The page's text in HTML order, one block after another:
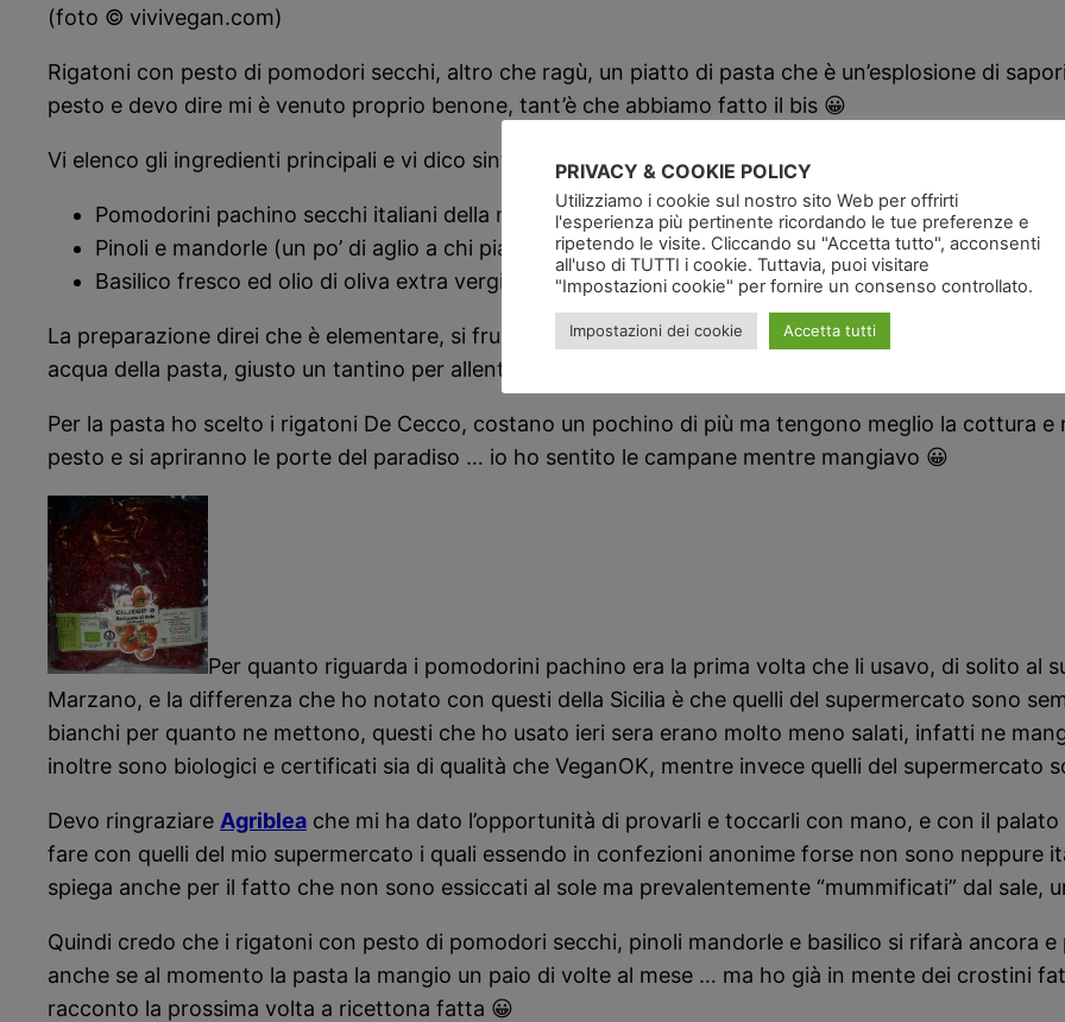
(foto © vivivegan.com)
Rigatoni con pesto di pomodori secchi, altro che ragù, un piatto di pasta che è un’esplosione di
pesto e devo dire mi è venuto proprio benone, tant’è che abbiamo fatto il bis 😀
Vi elenco gli ingredienti principali e vi dico sinteticamente la preparazione:
Pomodorini pachino secchi italiani della nostra Sicilia
Pinoli e mandorle (un po’ di aglio a chi piace)
Basilico fresco ed olio di oliva extra vergine
La preparazione direi che è elementare, si frulla tutto quanto basta e si aggiunge l’olio di oliva per
acqua della pasta, giusto un tantino per allentare il pesto.
Per la pasta ho scelto i rigatoni De Cecco, costano un pochino di più ma tengono meglio la cottura
pesto e si apriranno le porte del paradiso … io ho sentito le campane mentre mangiavo 😀
Per quanto riguarda i pomodorini pachino era la prima volta che li usavo, di solito al
Marzano, e la differenza che ho notato con questi della Sicilia è che quelli del supermercato sono
bianchi per quanto ne mettono, questi che ho usato ieri sera erano molto meno salati, infatti ne
inoltre sono biologici e certificati sia di qualità che VeganOK, mentre invece quelli del supermercato
Devo ringraziare Agriblea che mi ha dato l’opportunità di provarli e toccarli con mano, e con il
fare con quelli del mio supermercato i quali essendo in confezioni anonime forse non sono neppure
spiega anche per il fatto che non sono essiccati al sole ma prevalentemente “mummificati” dal sale,
Quindi credo che i rigatoni con pesto di pomodori secchi, pinoli mandorle e basilico si rifarà ancora
anche se al momento la pasta la mangio un paio di volte al mese … ma ho già in mente dei crostini
racconto la prossima volta a ricettona fatta 😀
PRIVACY & COOKIE POLICY
Utilizziamo i cookie sul nostro sito Web per offrirti
l'esperienza più pertinente ricordando le tue preferenze e
ripetendo le visite. Cliccando su "Accetta tutto", acconsenti
all'uso di TUTTI i cookie. Tuttavia, puoi visitare
"Impostazioni cookie" per fornire un consenso controllato.
Impostazioni dei cookie Accetta tutti